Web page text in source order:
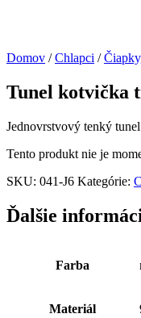
Domov /Chlapci /
Tunel kotvička
Jednovrstvový tenký
Tento produkt nie je
SKU: 041-J6 Kategórie:
Ďalšie
Farba
Materiál